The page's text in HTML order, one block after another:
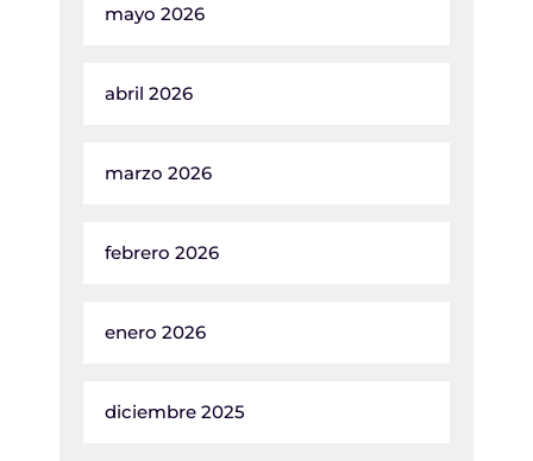
mayo 2026
abril 2026
marzo 2026
febrero 2026
enero 2026
diciembre 2025